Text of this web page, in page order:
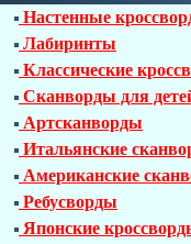
Настенные
Лабиринты
Классические
Сканворды для
Артсканворды
Итальянские
Американские
Ребусворды
Японские